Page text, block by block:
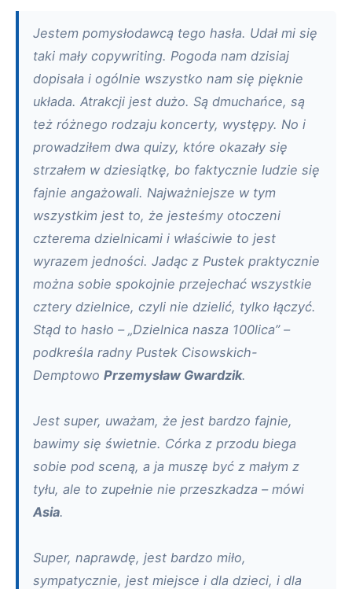
Jestem pomysłodawcą tego hasła. Udał mi się
taki mały copywriting. Pogoda nam dzisiaj
dopisała i ogólnie wszystko nam się pięknie
układa. Atrakcji jest dużo. Są dmuchańce, są
też różnego rodzaju koncerty, występy. No i
prowadziłem dwa quizy, które okazały się
strzałem w dziesiątkę, bo faktycznie ludzie się
fajnie angażowali. Najważniejsze w tym
wszystkim jest to, że jesteśmy otoczeni
czterema dzielnicami i właściwie to jest
wyrazem jedności. Jadąc z Pustek praktycznie
można sobie spokojnie przejechać wszystkie
cztery dzielnice, czyli nie dzielić, tylko łączyć.
Stąd to hasło – „Dzielnica nasza 100lica” –
podkreśla radny Pustek Cisowskich-
Demptowo Przemysław Gwardzik.
Jest super, uważam, że jest bardzo fajnie,
bawimy się świetnie. Córka z przodu biega
sobie pod sceną, a ja muszę być z małym z
tyłu, ale to zupełnie nie przeszkadza – mówi
Asia.
Super, naprawdę, jest bardzo miło,
sympatycznie, jest miejsce i dla dzieci, i dla